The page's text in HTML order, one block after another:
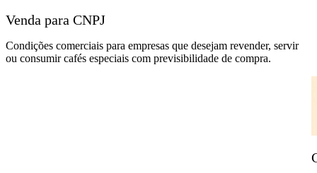
Venda para CNPJ
Condições comerciais para empresas que desejam revender, servir
ou consumir cafés especiais com previsibilidade de compra.